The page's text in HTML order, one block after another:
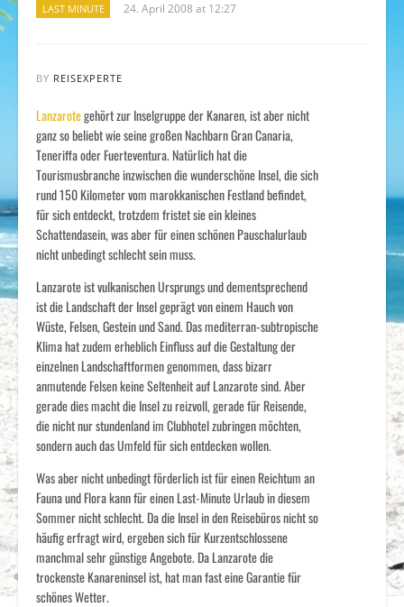
LAST MINUTE 24. April 2008 at 12:27
BY REISEXPERTE
Lanzarotegehört zur Inselgruppe der Kanaren, ist aber nicht
ganz so beliebt wie seine großen Nachbarn Gran Canaria,
Teneriffa oder Fuerteventura. Natürlich hat die
Tourismusbranche inzwischen die wunderschöne Insel, die sich
rund 150 Kilometer vom marokkanischen Festland befindet,
für sich entdeckt, trotzdem fristet sie ein kleines
Schattendasein, was aber für einen schönen Pauschalurlaub
nicht unbedingt schlecht sein muss.
Lanzarote ist vulkanischen Ursprungs und dementsprechend
ist die Landschaft der Insel geprägt von einem Hauch von
Wüste, Felsen, Gestein und Sand. Das mediterran-subtropische
Klima hat zudem erheblich Einfluss auf die Gestaltung der
einzelnen Landschaftformen genommen, dass bizarr
anmutende Felsen keine Seltenheit auf Lanzarote sind. Aber
gerade dies macht die Insel zu reizvoll, gerade für Reisende,
die nicht nur stundenland im Clubhotel zubringen möchten,
sondern auch das Umfeld für sich entdecken wollen.
Was aber nicht unbedingt förderlich ist für einen Reichtum an
Fauna und Flora kann für einen Last-Minute Urlaub in diesem
Sommer nicht schlecht. Da die Insel in den Reisebüros nicht so
häufig erfragt wird, ergeben sich für Kurzentschlossene
manchmal sehr günstige Angebote. Da Lanzarote die
trockenste Kanareninsel ist, hat man fast eine Garantie für
schönes Wetter.